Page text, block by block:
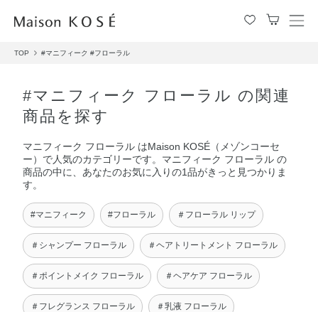
メ
TOP #マニフィーク #フローラル
#マニフィーク フローラル の関連
商品を探す
マニフィーク フローラル はMaison KOSÉ（メゾンコーセ
ー）で人気のカテゴリーです。マニフィーク フローラル の
商品の中に、あなたのお気に入りの1品がきっと見つかりま
す。
#マニフィーク #フローラル ＃フローラル リップ
＃シャンプー フローラル ＃ヘアトリートメント フローラル
＃ポイントメイク フローラル ＃ヘアケア フローラル
＃フレグランス フローラル ＃乳液 フローラル